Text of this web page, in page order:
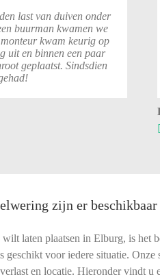
lastvan duiven onder
buurman kwamen we
monteurkwam keurig op
uiten binnen een paar
geplaatst. Sindsdien
zijn er
laten plaatsen in Elburg, is het
geschikt voor iedere situatie. Onze
en locatie. Hieronder vindt u